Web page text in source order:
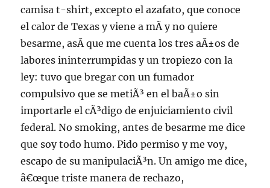
camisa t-shirt, excepto el azafato, que conoce
el calor de Texas y viene a mÃ­ y no quiere
besarme, asÃ­ que me cuenta los tres aÃ±os de
labores ininterrumpidas y un tropiezo con la
ley: tuvo que bregar con un fumador
compulsivo que se metiÃ³ en el baÃ±o sin
importarle el cÃ³digo de enjuiciamiento civil
federal. No smoking, antes de besarme me dice
que soy todo humo. Pido permiso y me voy,
escapo de su manipulaciÃ³n. Un amigo me dice,
â€œque triste manera de rechazo,